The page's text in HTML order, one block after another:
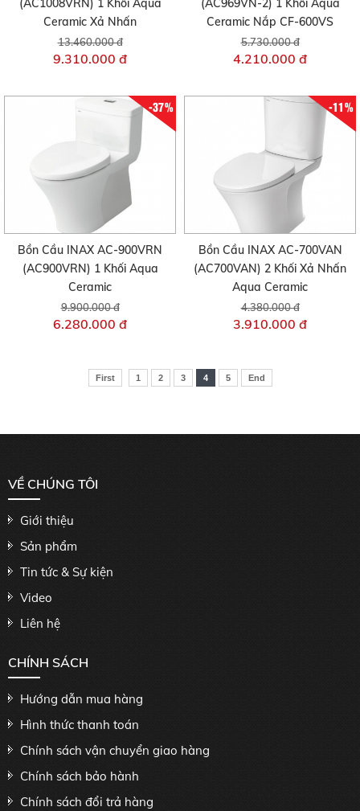
(AC1008VRN) 1 Khối Aqua
Ceramic Xả Nhấn
13.460.000 đ
9.310.000 đ
(AC969VN-2) 1 Khối Aqua
Ceramic Nắp CF-600VS
5.730.000 đ
4.210.000 đ
-37%
Bồn Cầu INAX AC-900VRN
(AC900VRN) 1 Khối Aqua
Ceramic
9.900.000 đ
6.280.000 đ
-11%
Bồn Cầu INAX AC-700VAN
(AC700VAN) 2 Khối Xả Nhấn
Aqua Ceramic
4.380.000 đ
3.910.000 đ
First 1 2 3 4 5 End
VỀ CHÚNG TÔI
Giới thiệu
Sản phẩm
Tin tức & Sự kiện
Video
Liên hệ
CHÍNH SÁCH
Hướng dẫn mua hàng
Hình thức thanh toán
Chính sách vận chuyển giao hàng
Chính sách bảo hành
Chính sách đổi trả hàng